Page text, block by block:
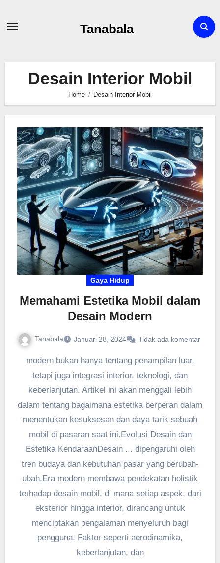
Tanabala
Desain Interior Mobil
Home Desain Interior Mobil
Gaya Hidup
Memahami Estetika Mobil dalam
Desain Modern
Tanabala Januari 28, 2024 Tidak ada komentar
modern bukan hanya tentang penampilan luar,
tetapi juga integrasi interior, teknologi, dan
keberlanjutan. Artikel ini akan menggali lebih
dalam tentang bagaimana estetika berperan dalam
menentukan kesuksesan dan daya tarik sebuah
mobil di pasaran saat ini.Evolusi Desain dan
Estetika KendaraanDesain ... dipengaruhi oleh
tren budaya dan kebutuhan pasar yang berubah-
ubah.Era modern membawa pendekatan holistik
terhadap desain mobil, di mana setiap aspek, dari
eksterior hingga interior, dirancang untuk
menciptakan pengalaman menyeluruh bagi
pengguna. Faktor seperti aerodinamika,
keberlanjutan, dan